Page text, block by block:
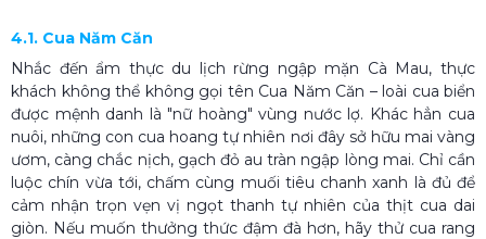
4.1. Cua Năm Căn
Nhắc đến ẩm thực du lịch rừng ngập mặn Cà Mau, thực
khách không thể không gọi tên Cua Năm Căn – loài cua biển
được mệnh danh là "nữ hoàng" vùng nước lợ. Khác hẳn cua
nuôi, những con cua hoang tự nhiên nơi đây sở hữu mai vàng
ươm, càng chắc nịch, gạch đỏ au tràn ngập lòng mai. Chỉ cần
luộc chín vừa tới, chấm cùng muối tiêu chanh xanh là đủ để
cảm nhận trọn vẹn vị ngọt thanh tự nhiên của thịt cua dai
giòn. Nếu muốn thưởng thức đậm đà hơn, hãy thử cua rang